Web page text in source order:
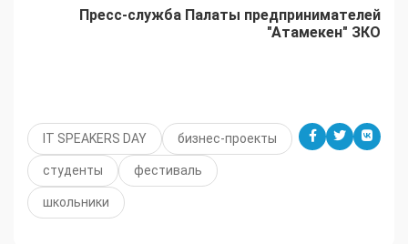
Пресс-служба Палаты предпринимателей
"Атамекен" ЗКО
IT SPEAKERS DAY бизнес-проекты
студенты фестиваль
школьники